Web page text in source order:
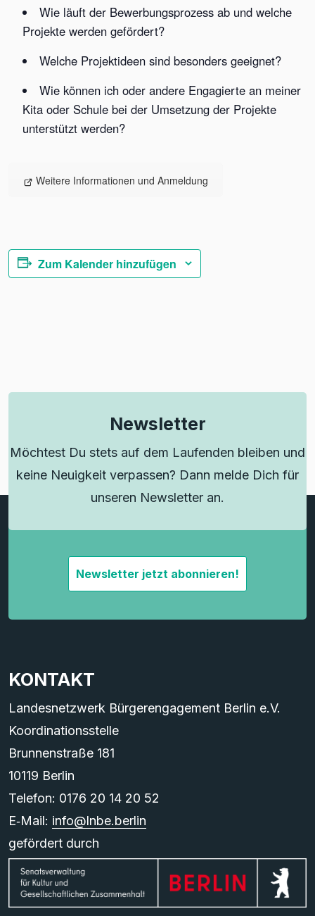
Wie läuft der Bewerbungsprozess ab und welche
Projekte werden gefördert?
Welche Projektideen sind besonders geeignet?
Wie können ich oder andere Engagierte an meiner
Kita oder Schule bei der Umsetzung der Projekte
unterstützt werden?
Weitere Informationen und Anmeldung
Zum Kalender hinzufügen
Newsletter
Möchtest Du stets auf dem Laufenden bleiben und
keine Neuigkeit verpassen? Dann melde Dich für
unseren Newsletter an.
Newsletter jetzt abonnieren!
KONTAKT
Landesnetzwerk Bürgerengagement Berlin e.V.
Koordinationsstelle
Brunnenstraße 181
10119 Berlin
Telefon: 0176 20 14 20 52
E‑Mail: info@lnbe.berlin
gefördert durch